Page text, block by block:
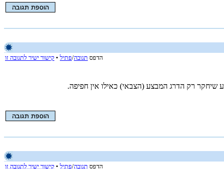
הדפס תגובה/פתיל • קישור ישיר לתגובה זו
רק הדרג המבצע (הצבאי) כאילו אין חפיפה.
הדפס תגובה/פתיל • קישור ישיר לתגובה זו